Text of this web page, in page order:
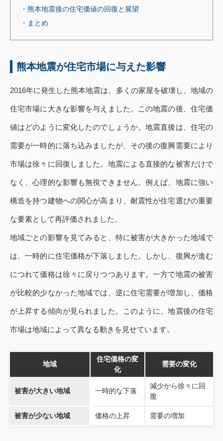
・熊本地震後の住宅価値の回復と展望
・まとめ
熊本地震が住宅市場に与えた影響
2016年に発生した熊本地震は、多くの家屋を破壊し、地域の
住宅市場に大きな影響を与えました。この地震の後、住宅価
値はどのように変化したのでしょうか。地震直後は、住宅の
需要が一時的に落ち込みましたが、その後の復興需要により
市場は徐々に回復しました。地震による直接的な被害だけで
なく、心理的な影響も無視できません。例えば、地震に強い
構造を持つ建物への関心が高まり、耐震性が住宅選びの重要
な要素として再評価されました。
地域ごとの影響を見てみると、特に被害が大きかった地域で
は、一時的に住宅価格が下落しました。しかし、復興が進む
につれて価格は徐々に戻りつつあります。一方で地震の被害
が比較的少なかった地域では、逆に住宅需要が増加し、価格
が上昇する傾向が見られました。このように、地震後の住宅
市場は地域によって異なる動きを見せています。
地域
住宅価格の変
化
需要の変化
被害が大きい地域 一時的な下落
減少から徐々に回
復
被害が少ない地域 価格の上昇 需要の増加